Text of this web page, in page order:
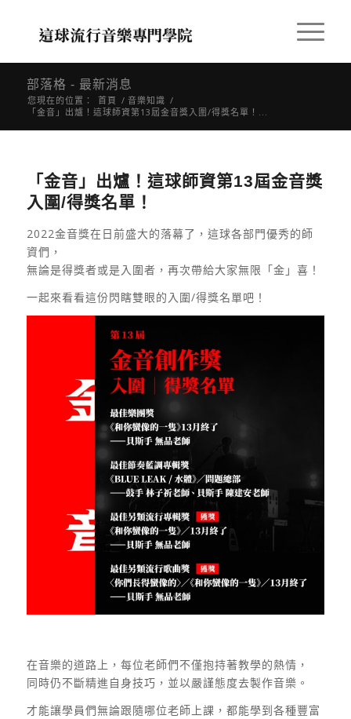
部落格 - 最新消息
您現在的位置： 首頁 / 音樂知識 /
「金音」出爐！這球師資第13屆金音獎入圍/得獎名單！...
「金音」出爐！這球師資第13屆金音獎
入圍/得獎名單！
2022金音獎在日前盛大的落幕了，這球各部門優秀的師
資們，
無論是得獎者或是入圍者，再次帶給大家無限「金」喜！
一起來看看這份閃瞎雙眼的入圍/得獎名單吧！
在音樂的道路上，每位老師們不僅抱持著教學的熱情，
同時仍不斷精進自身技巧，並以嚴謹態度去製作音樂。
才能讓學員們無論跟隨哪位老師上課，都能學到各種豐富